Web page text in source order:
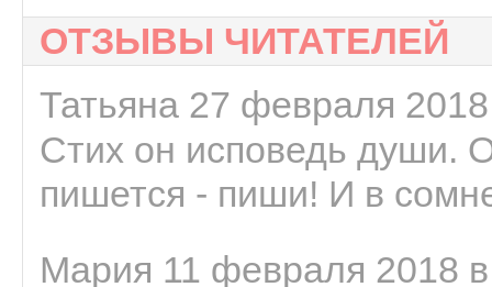
ОТЗЫВЫ ЧИТАТЕЛЕЙ
Татьяна 27 февраля
Стих он исповедь души.
пишется - пиши! И в
Мария 11 февраля 2018